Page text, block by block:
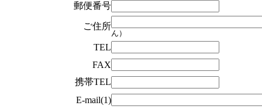
郵便番号
ご住所
ん）
TEL
FAX
携帯TEL
E-mail(1)